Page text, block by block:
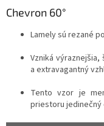
Chevron 60°
Lamely sú rezané
Vzniká
a extravagantný
Tento vzor je
priestoru jedinečný